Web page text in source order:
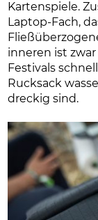
Kartenspiele.
Laptop-Fach,
inneren ist
Festivals
Rucksack
dreckig sind.